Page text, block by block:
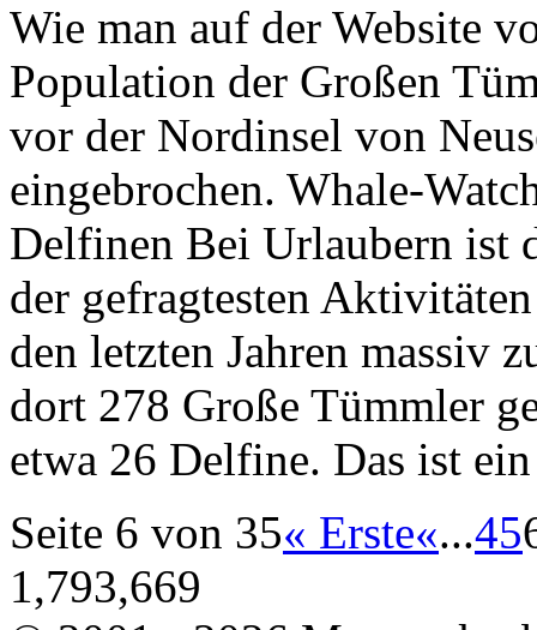
Wie man auf der Website
Population der Großen
vor der Nordinsel von
eingebrochen. Whale-
Delfinen Bei Urlaubern ist
der gefragtesten
den letzten Jahren massiv
dort 278 Große Tümmler
etwa 26 Delfine. Das ist
Seite 6 von 35« Erste«...45
1,793,669